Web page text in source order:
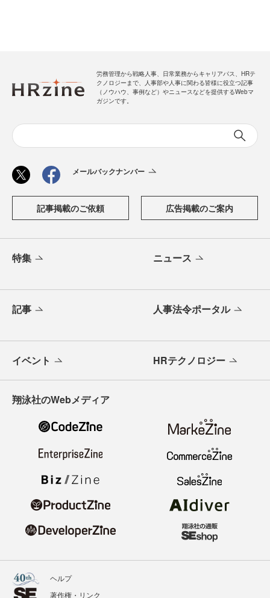
労務管理から戦略人事、日常業務からキャリアパス、HRテ
クノロジーまで、人事部や人事に関わる皆様に役立つ記事
（ノウハウ、事例など）やニュースなどを提供するWebマ
ガジンです。
メールバックナンバー
記事掲載のご依頼 広告掲載のご案内
特集 ニュース
記事 人事法令ポータル
イベント HRテクノロジー
翔泳社のWebメディア
ヘルプ
著作権・リンク